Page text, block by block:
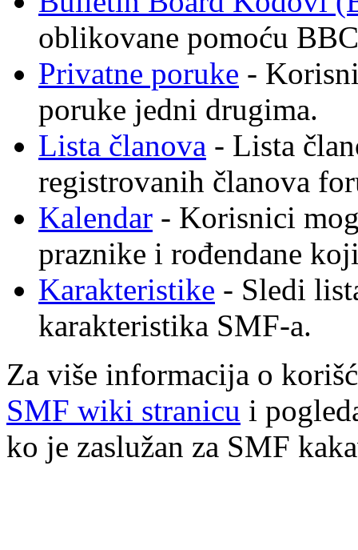
oblikovane pomoću
Privatne poruke -
poruke jedni drugima.
Lista članova - Lista
registrovanih članova
Kalendar - Korisnici
praznike i rođendane
Karakteristike - Sledi
karakteristika SMF-a.
Za više informacija o
SMF wiki stranicu i
ko je zaslužan za SMF